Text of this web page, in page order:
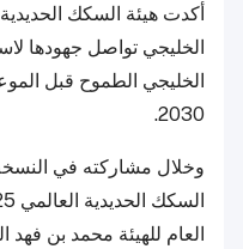
أكدت هيئة السكك
الخليجي تواصل جهودها
الخليجي الطموح قبل
2030.
وخلال مشاركته في
العام للهيئة محمد بن فهد